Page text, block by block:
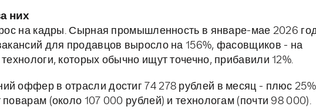
них
на кадры. Сырная промышленность в январе-мае 2026
для продавцов выросло на 156%, фасовщиков - на
которых обычно ищут точечно, прибавили 12%.
оффер в отрасли достиг 74 278 рублей в месяц - плюс 25%
(около 107 000 рублей) и технологам (почти 98 000).